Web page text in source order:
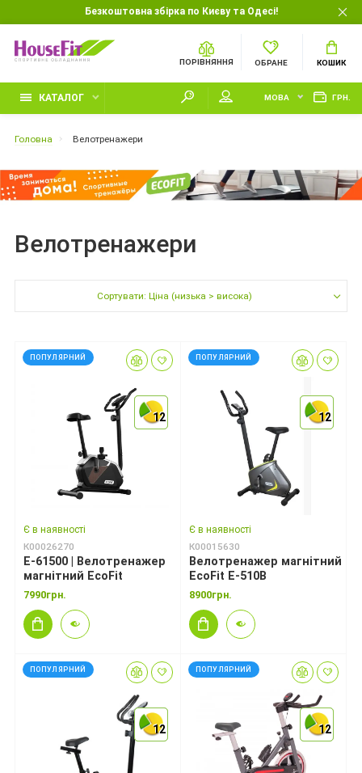
Безкоштовна збірка по Києву та Одесі!
ПОРІВНЯННЯ ОБРАНЕ КОШИК
КАТАЛОГ МОВА ГРН.
Головна Велотренажери
Велотренажери
Сортувати: Ціна (низька > висока)
12
12
12
ПОПУЛЯРНИЙ
Є в наявності
К00026270
E-61500 | Велотренажер
магнітний EcoFit
7990грн.
12
12
12
ПОПУЛЯРНИЙ
Є в наявності
К00015630
Велотренажер магнітний
EcoFit E-510B
8900грн.
12
12
12
ПОПУЛЯРНИЙ
12
12
12
ПОПУЛЯРНИЙ